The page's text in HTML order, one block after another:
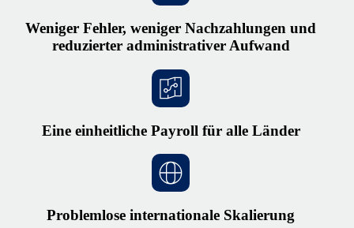
Weniger Fehler, weniger Nachzahlungen und
reduzierter administrativer Aufwand
Eine einheitliche Payroll für alle Länder
Problemlose internationale Skalierung